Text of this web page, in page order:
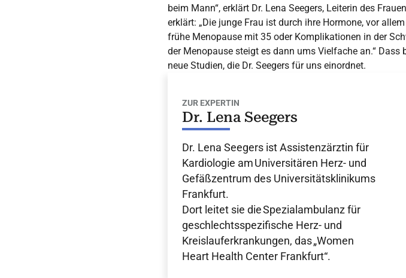
beim Mann“, erklärt Dr. Lena Seegers, Leiterin des
erklärt: „Die junge Frau ist durch ihre Hormone, vor
frühe Menopause mit 35 oder Komplikationen in der
der Menopause steigt es dann ums Vielfache an.“
neue Studien, die Dr. Seegers für uns einordnet.
ZUR EXPERTIN
Dr. Lena Seegers
Dr. Lena Seegers ist Assistenzärztin für
Kardiologie am Universitären Herz- und
Gefäßzentrum des Universitätsklinikums
Frankfurt.
Dort leitet sie die Spezialambulanz für
geschlechtsspezifische Herz- und
Kreislauferkrankungen, das „Women
Heart Health Center Frankfurt“.